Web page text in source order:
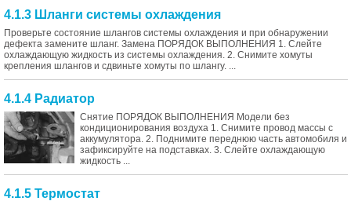
4.1.3 Шланги системы охлаждения
Проверьте состояние шлангов системы охлаждения и при обнаружении
дефекта замените шланг. Замена ПОРЯДОК ВЫПОЛНЕНИЯ 1. Слейте
охлаждающую жидкость из системы охлаждения. 2. Снимите хомуты
крепления шлангов и сдвиньте хомуты по шлангу. ...
4.1.4 Радиатор
Снятие ПОРЯДОК ВЫПОЛНЕНИЯ Модели без
кондиционирования воздуха 1. Снимите провод массы с
аккумулятора. 2. Поднимите переднюю часть автомобиля и
зафиксируйте на подставках. 3. Слейте охлаждающую
жидкость ...
4.1.5 Термостат